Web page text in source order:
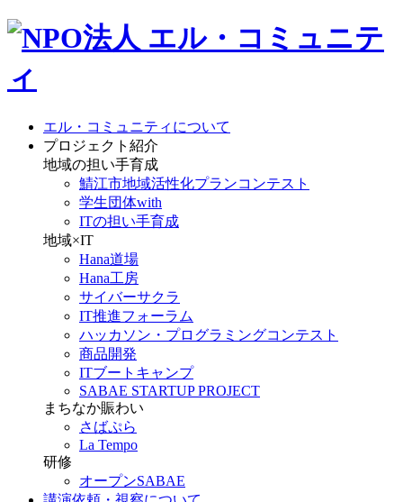
エル・コミュニティについて
プロジェクト紹介
地域の担い手育成
鯖江市地域活性化プランコンテスト
学生団体with
ITの担い手育成
地域×IT
Hana道場
Hana工房
サイバーサクラ
IT推進フォーラム
ハッカソン・プログラミングコンテスト
商品開発
ITブートキャンプ
SABAE STARTUP PROJECT
まちなか賑わい
さばぷら
La Tempo
研修
オープンSABAE